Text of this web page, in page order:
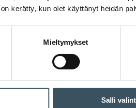
kerätty, kun olet käyttänyt heidän
Mieltymykset
Salli
Yksityiskohtainen sisältö Kaupan